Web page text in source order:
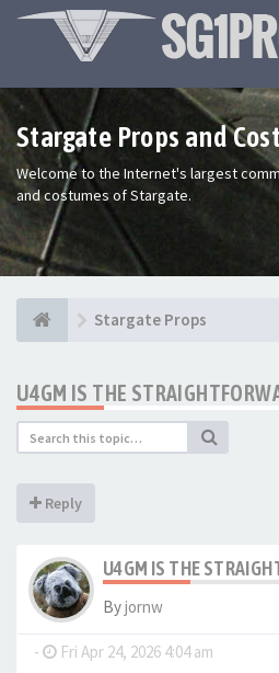
Stargate Props and
Welcome to the Internet's largest
and costumes of Stargate.
Stargate Props
U4GM IS THE
Reply
U4GM IS THE
Byjornw
- Fri Apr 24, 2026 4:04 am